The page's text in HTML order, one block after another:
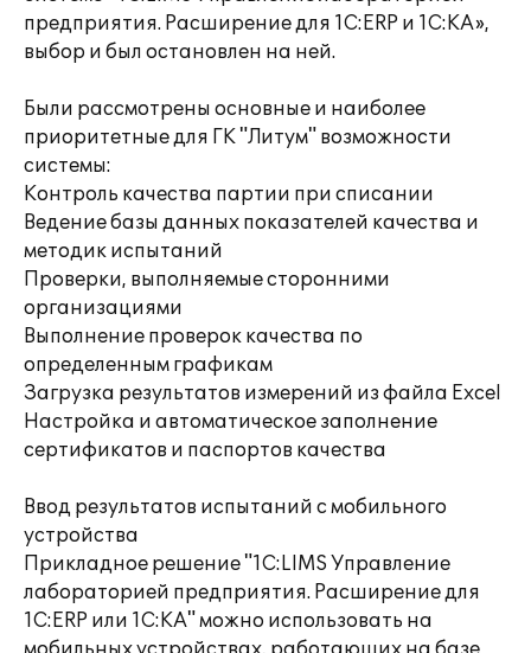
предприятия. Расширение для 1С:ERP и 1С:КА»,
выбор и был остановлен на ней.
Были рассмотрены основные и наиболее
приоритетные для ГК "Литум" возможности
системы:
Контроль качества партии при списании
Ведение базы данных показателей качества и
методик испытаний
Проверки, выполняемые сторонними
организациями
Выполнение проверок качества по
определенным графикам
Загрузка результатов измерений из файла Excel
Настройка и автоматическое заполнение
сертификатов и паспортов качества
Ввод результатов испытаний с мобильного
устройства
Прикладное решение "1С:LIMS Управление
лабораторией предприятия. Расширение для
1С:ERP или 1С:КА" можно использовать на